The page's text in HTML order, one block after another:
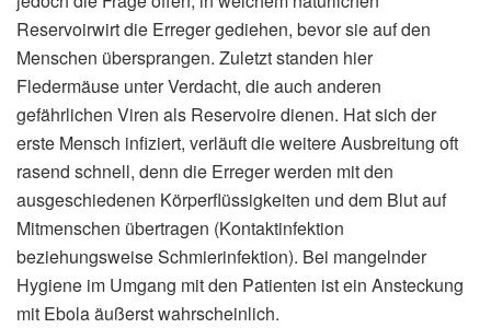
Reservoirwirt die Erreger gediehen, bevor sie auf den
Menschen übersprangen. Zuletzt standen hier
Fledermäuse unter Verdacht, die auch anderen
gefährlichen Viren als Reservoire dienen. Hat sich der
erste Mensch infiziert, verläuft die weitere Ausbreitung oft
rasend schnell, denn die Erreger werden mit den
ausgeschiedenen Körperflüssigkeiten und dem Blut auf
Mitmenschen übertragen (Kontaktinfektion
beziehungsweise Schmierinfektion). Bei mangelnder
Hygiene im Umgang mit den Patienten ist ein Ansteckung
mit Ebola äußerst wahrscheinlich.